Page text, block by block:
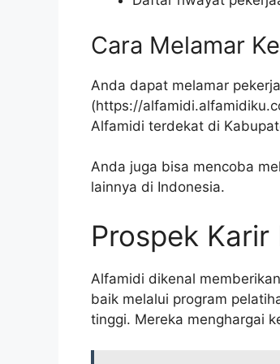
Cara Melamar
Anda dapat melamar
(https://
Alfamidi terdekat di
Anda juga bisa mencoba
lainnya di Indonesia.
Prospek
Alfamidi dikenal
baik melalui program
tinggi. Mereka menghargai